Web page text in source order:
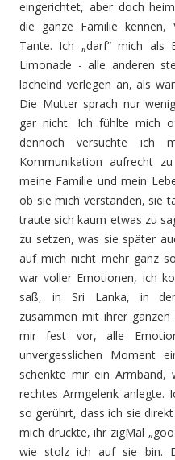
eingerichtet, aber doch
die ganze Familie
Tante. Ich „darf“ mich als
Limonade - alle anderen
lächelnd verlegen an, als
Die Mutter sprach nur
gar nicht. Ich fühlte mich
dennoch versuchte ich
Kommunikation aufrecht
meine Familie und mein
ob sie mich verstanden, sie
traute sich kaum etwas zu
zu setzen, was sie später
auf mich nicht mehr ganz
war voller Emotionen, ich
saß, in Sri Lanka, in
zusammen mit ihrer
mir fest vor, alle
unvergesslichen Moment
schenkte mir ein Armband,
rechtes Armgelenk anlegte.
so gerührt, dass ich sie
mich drückte, ihr zigMal
wie stolz ich auf sie bin.